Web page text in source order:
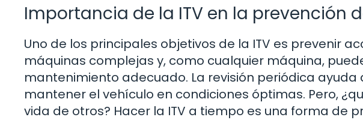
Importancia de la ITV en la prevención
Uno de los principales objetivos de la ITV es prevenir
máquinas complejas y, como cualquier máquina,
mantenimiento adecuado. La revisión periódica
mantener el vehículo en condiciones óptimas. Pero,
vida de otros? Hacer la ITV a tiempo es una forma de